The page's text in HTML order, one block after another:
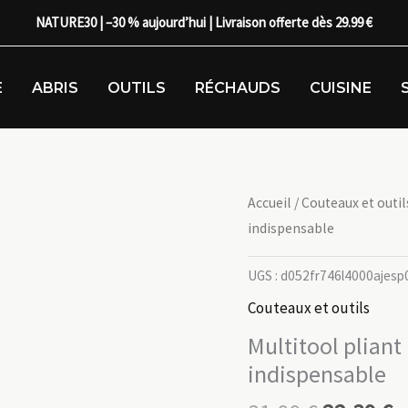
NATURE30 | –30 % aujourd’hui | Livraison offerte dès 29.99 €
ABRIS OUTILS RÉCHAUDS CUISINE
Accueil /Couteaux et
indispensable
UGS :
Couteaux et outils
Multitool pliant
indispensable